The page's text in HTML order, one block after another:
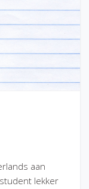
aan
lekker